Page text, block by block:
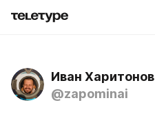
Иван Харитонов
@zapominai